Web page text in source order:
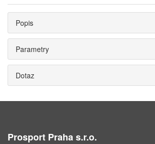
Popis
Parametry
Dotaz
Prosport Praha s.r.o.